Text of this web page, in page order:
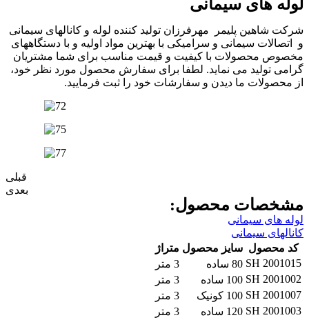
های سیمانی
شاهین پلیمر مهرفرزان تولید کننده لوله و کانالهای سیمانی
اتصالات سیمانی و سرامیکی با بهترین مواد اولیه و با دستگاههای
محصولات با کیفیت و قیمت مناسب برای شما مشتریان
تولید می نماید. لطفا برای سفارش محصول مورد نظر خود،
محصولات ما دیدن و سفارشات خود را ثبت فرمایید.
قبلی
بعدی
محصول:
های سیمانی
سیمانی
کد محصول سایز محصول متراژ
SH 80 ساده
SH 100 ساده
SH 100 کونیک
SH 120 ساده